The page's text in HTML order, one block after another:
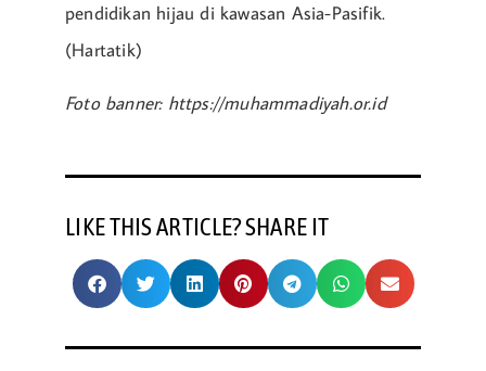
pendidikan hijau di kawasan Asia-Pasifik.
(Hartatik)
Foto banner: https://muhammadiyah.or.id
LIKE THIS ARTICLE? SHARE IT